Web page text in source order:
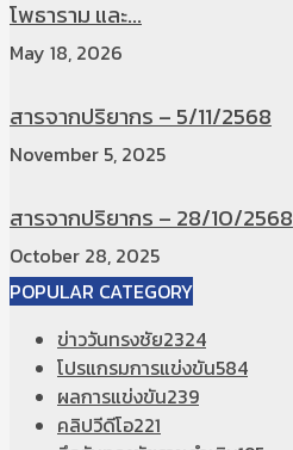
โพธาราม และ...
May 18, 2026
สารจากปริยากร – 5/11/2568
November 5, 2025
สารจากปริยากร – 28/10/2568
October 28, 2025
POPULAR CATEGORY
ข่าววันทรงชัย2324
โปรแกรมการแข่งขัน584
ผลการแข่งขัน239
คลิปวีดีโอ221